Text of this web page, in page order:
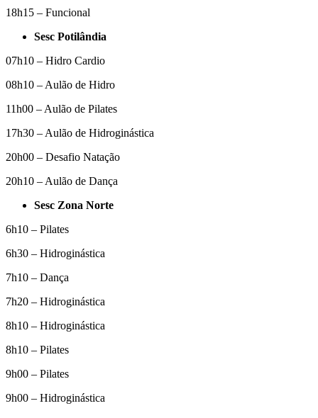
18h15 – Funcional
Sesc Potilândia
07h10 – Hidro Cardio
08h10 – Aulão de Hidro
11h00 – Aulão de Pilates
17h30 – Aulão de Hidroginástica
20h00 – Desafio Natação
20h10 – Aulão de Dança
Sesc Zona Norte
6h10 – Pilates
6h30 – Hidroginástica
7h10 – Dança
7h20 – Hidroginástica
8h10 – Hidroginástica
8h10 – Pilates
9h00 – Pilates
9h00 – Hidroginástica